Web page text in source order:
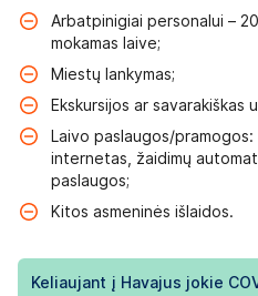
Arbatpinigiai personalui –
mokamas laive;
Miestų lankymas;
Ekskursijos ar savarakiškas
Laivo paslaugos/pramogos:
internetas, žaidimų
paslaugos;
Kitos asmeninės išlaidos.
Keliaujant į Havajus jokie